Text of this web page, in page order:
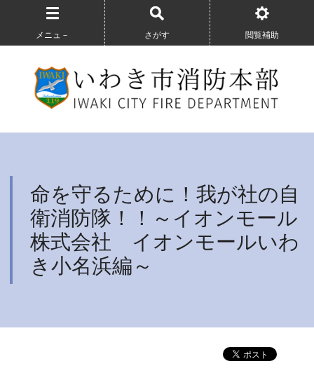
メニュ－ さがす 閲覧補助
命を守るために！我が社の自
衛消防隊！！～イオンモール
株式会社 イオンモールいわ
き小名浜編～